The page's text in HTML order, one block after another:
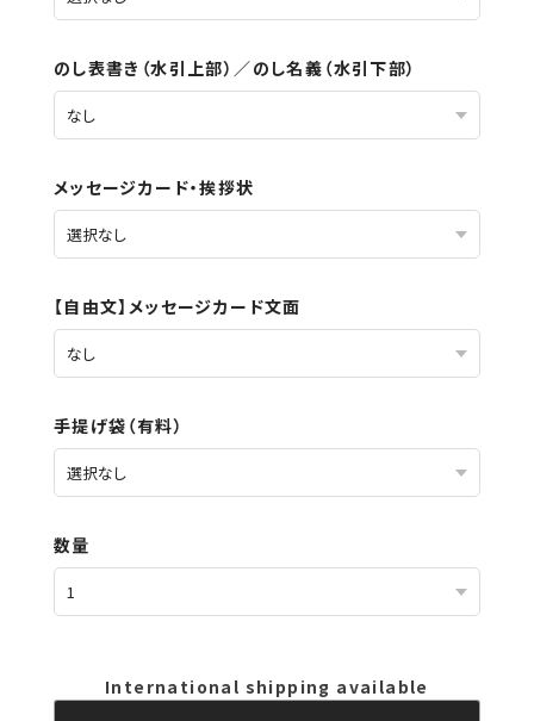
のし表書き（水引上部）／のし名義（水引下部）
メッセージカード・挨拶状
【自由文】メッセージカード文面
手提げ袋（有料）
数量
International shipping available